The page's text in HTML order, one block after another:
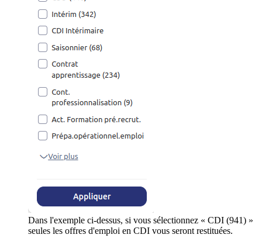
Dans l'exemple ci-dessus, si vous sélectionnez « CDI (941) »
seules les offres d'emploi en CDI vous seront restituées.